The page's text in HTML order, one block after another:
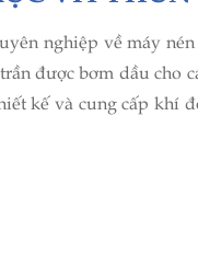
nghiệp về máy
được bơm dầu cho
kế và cung cấp khí